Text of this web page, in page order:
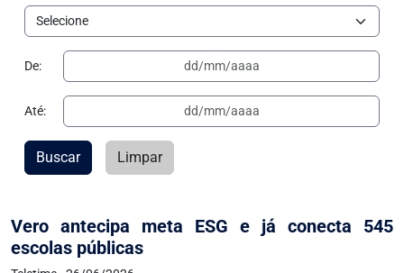
Vero antecipa meta ESG e já conecta 545
escolas públicas
De:
Até:
Buscar Limpar